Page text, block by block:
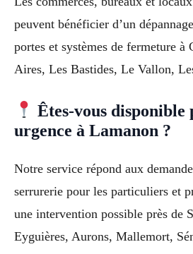
peuvent bénéficier d’un
portes et systèmes de fermeture à
Aires, Les Bastides, Le Vallon,
Êtes-vous disponible
urgence à Lamanon ?
Notre service répond aux
serrurerie pour les particuliers et
une intervention possible près de
Eyguières, Aurons, Mallemort,